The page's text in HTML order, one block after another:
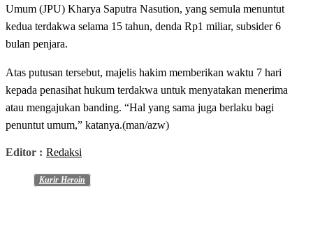
Umum (JPU) Kharya Saputra Nasution, yang semula menuntut
kedua terdakwa selama 15 tahun, denda Rp1 miliar, subsider 6
bulan penjara.
Atas putusan tersebut, majelis hakim memberikan waktu 7 hari
kepada penasihat hukum terdakwa untuk menyatakan menerima
atau mengajukan banding. “Hal yang sama juga berlaku bagi
penuntut umum,” katanya.(man/azw)
Editor : Redaksi
Kurir Heroin